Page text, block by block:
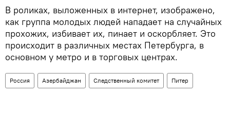
В роликах, выложенных в интернет, изображено,
как группа молодых людей нападает на случайных
прохожих, избивает их, пинает и оскорбляет. Это
происходит в различных местах Петербурга, в
основном у метро и в торговых центрах.
Россия Азербайджан Следственный комитет Питер